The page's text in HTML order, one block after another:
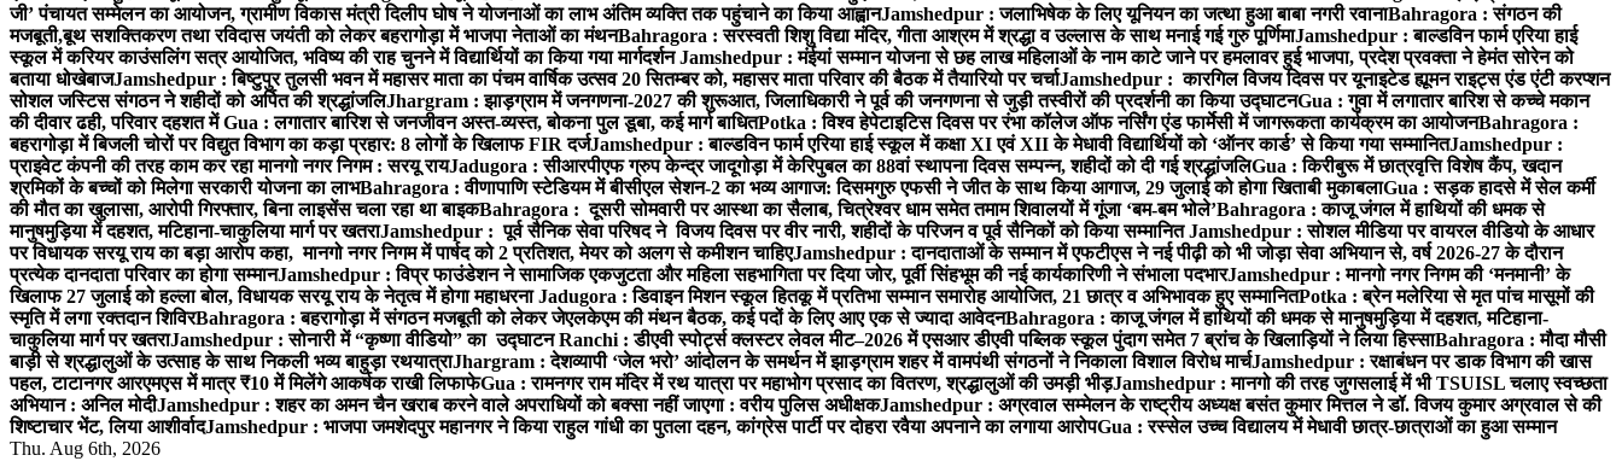
जी’ पंचायत सम्मेलन का आयोजन, ग्रामीण विकास मंत्री दिलीप घोष ने योजनाओं का लाभ अंतिम व्यक्ति तक पहुंचाने का किया आह्वानJamshedpur : जलाभिषेक के लिए यूनियन का जत्था हुआ बाबा नगरी रवानाBahragora : संगठन की
मजबूती,बूथ सशक्तिकरण तथा रविदास जयंती को लेकर बहरागोड़ा में भाजपा नेताओं का मंथनBahragora : सरस्वती शिशु विद्या मंदिर, गीता आश्रम में श्रद्धा व उल्लास के साथ मनाई गई गुरु पूर्णिमाJamshedpur : बाल्डविन फार्म एरिया हाई
स्कूल में करियर काउंसलिंग सत्र आयोजित, भविष्य की राह चुनने में विद्यार्थियों का किया गया मार्गदर्शनJamshedpur : मंईयां सम्मान योजना से छह लाख महिलाओं के नाम काटे जाने पर हमलावर हुई भाजपा, प्रदेश प्रवक्ता ने हेमंत सोरेन को
बताया धोखेबाजJamshedpur : बिष्टुपुर तुलसी भवन में महासर माता का पंचम वार्षिक उत्सव 20 सितम्बर को, महासर माता परिवार की बैठक में तैयारियो पर चर्चाJamshedpur : कारगिल विजय दिवस पर यूनाइटेड ह्यूमन राइट्स एंड एंटी करप्शन
सोशल जस्टिस संगठन ने शहीदों को अर्पित की श्रद्धांजलिJhargram : झाड़ग्राम में जनगणना-2027 की शुरूआत, जिलाधिकारी ने पूर्व की जनगणना से जुड़ी तस्वीरों की प्रदर्शनी का किया उद्घाटनGua : गुवा में लगातार बारिश से कच्चे मकान
की दीवार ढही, परिवार दहशत मेंGua : लगातार बारिश से जनजीवन अस्त-व्यस्त, बोकना पुल डूबा, कई मार्ग बाधितPotka : विश्व हेपेटाइटिस दिवस पर रंभा कॉलेज ऑफ नर्सिंग एंड फार्मेसी में जागरूकता कार्यक्रम का आयोजनBahragora :
बहरागोड़ा में बिजली चोरों पर विद्युत विभाग का कड़ा प्रहार: 8 लोगों के खिलाफ FIR दर्जJamshedpur : बाल्डविन फार्म एरिया हाई स्कूल में कक्षा XI एवं XII के मेधावी विद्यार्थियों को ‘ऑनर कार्ड’ से किया गया सम्मानितJamshedpur :
प्राइवेट कंपनी की तरह काम कर रहा मानगो नगर निगम : सरयू रायJadugora : सीआरपीएफ ग्रुप केन्द्र जादूगोड़ा में केरिपुबल का 88वां स्थापना दिवस सम्पन्न, शहीदों को दी गई श्रद्धांजलिGua : किरीबुरू में छात्रवृत्ति विशेष कैंप, खदान
श्रमिकों के बच्चों को मिलेगा सरकारी योजना का लाभBahragora : वीणापाणि स्टेडियम में बीसीएल सेशन-2 का भव्य आगाज: दिसमगुरु एफसी ने जीत के साथ किया आगाज, 29 जुलाई को होगा खिताबी मुकाबलाGua : सड़क हादसे में सेल कर्मी
की मौत का खुलासा, आरोपी गिरफ्तार, बिना लाइसेंस चला रहा था बाइकBahragora : दूसरी सोमवारी पर आस्था का सैलाब, चित्रेश्वर धाम समेत तमाम शिवालयों में गूंजा ‘बम-बम भोले’Bahragora : काजू जंगल में हाथियों की धमक से
मानुषमुड़िया में दहशत, मटिहाना-चाकुलिया मार्ग पर खतराJamshedpur : पूर्व सैनिक सेवा परिषद ने विजय दिवस पर वीर नारी, शहीदों के परिजन व पूर्व सैनिकों को किया सम्मानितJamshedpur : सोशल मीडिया पर वायरल वीडियो के आधार
पर विधायक सरयू राय का बड़ा आरोप कहा, मानगो नगर निगम में पार्षद को 2 प्रतिशत, मेयर को अलग से कमीशन चाहिएJamshedpur : दानदाताओं के सम्मान में एफटीएस ने नई पीढ़ी को भी जोड़ा सेवा अभियान से, वर्ष 2026-27 के दौरान
प्रत्येक दानदाता परिवार का होगा सम्मानJamshedpur : विप्र फाउंडेशन ने सामाजिक एकजुटता और महिला सहभागिता पर दिया जोर, पूर्वी सिंहभूम की नई कार्यकारिणी ने संभाला पदभारJamshedpur : मानगो नगर निगम की ‘मनमानी’ के
खिलाफ 27 जुलाई को हल्ला बोल, विधायक सरयू राय के नेतृत्व में होगा महाधरनाJadugora : डिवाइन मिशन स्कूल हितकू में प्रतिभा सम्मान समारोह आयोजित, 21 छात्र व अभिभावक हुए सम्मानितPotka : ब्रेन मलेरिया से मृत पांच मासूमों की
स्मृति में लगा रक्तदान शिविरBahragora : बहरागोड़ा में संगठन मजबूती को लेकर जेएलकेएम की मंथन बैठक, कई पदों के लिए आए एक से ज्यादा आवेदनBahragora : काजू जंगल में हाथियों की धमक से मानुषमुड़िया में दहशत, मटिहाना-
चाकुलिया मार्ग पर खतराJamshedpur : सोनारी में “कृष्णा वीडियो” का उद्घाटनRanchi : डीएवी स्पोर्ट्स क्लस्टर लेवल मीट–2026 में एसआर डीएवी पब्लिक स्कूल पुंदाग समेत 7 ब्रांच के खिलाड़ियों ने लिया हिस्साBahragora : मौदा मौसी
बाड़ी से श्रद्धालुओं के उत्साह के साथ निकली भव्य बाहुड़ा रथयात्राJhargram : देशव्यापी ‘जेल भरो’ आंदोलन के समर्थन में झाड़ग्राम शहर में वामपंथी संगठनों ने निकाला विशाल विरोध मार्चJamshedpur : रक्षाबंधन पर डाक विभाग की खास
पहल, टाटानगर आरएमएस में मात्र ₹10 में मिलेंगे आकर्षक राखी लिफाफेGua : रामनगर राम मंदिर में रथ यात्रा पर महाभोग प्रसाद का वितरण, श्रद्धालुओं की उमड़ी भीड़Jamshedpur : मानगो की तरह जुगसलाई में भी TSUISL चलाए स्वच्छता
अभियान : अनिल मोदीJamshedpur : शहर का अमन चैन खराब करने वाले अपराधियों को बक्सा नहीं जाएगा : वरीय पुलिस अधीक्षकJamshedpur : अग्रवाल सम्मेलन के राष्ट्रीय अध्यक्ष बसंत कुमार मित्तल ने डॉ. विजय कुमार अग्रवाल से की
शिष्टाचार भेंट, लिया आशीर्वादJamshedpur : भाजपा जमशेदपुर महानगर ने किया राहुल गांधी का पुतला दहन, कांग्रेस पार्टी पर दोहरा रवैया अपनाने का लगाया आरोपGua : रस्सेल उच्च विद्यालय में मेधावी छात्र-छात्राओं का हुआ सम्मान
Thu. Aug 6th, 2026